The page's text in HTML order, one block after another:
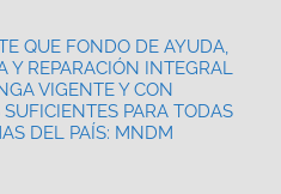
QUE FONDO DE AYUDA,
Y REPARACIÓN INTEGRAL
VIGENTE Y CON
SUFICIENTES PARA TODAS
DEL PAÍS: MNDM